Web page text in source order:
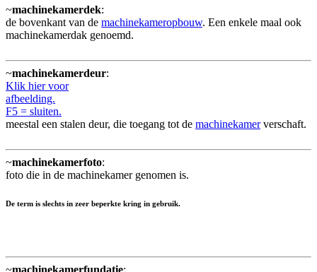
~machinekamerdek:
de bovenkant van de machinekameropbouw. Een enkele maal ook
machinekamerdak genoemd.
~machinekamerdeur:
Klik hier voor
afbeelding.
F5 = sluiten.
meestal een stalen deur, die toegang tot de machinekamerverschaft.
~machinekamerfoto:
foto die in de machinekamer genomen is.
De term is slechts in zeer beperkte kring in gebruik.